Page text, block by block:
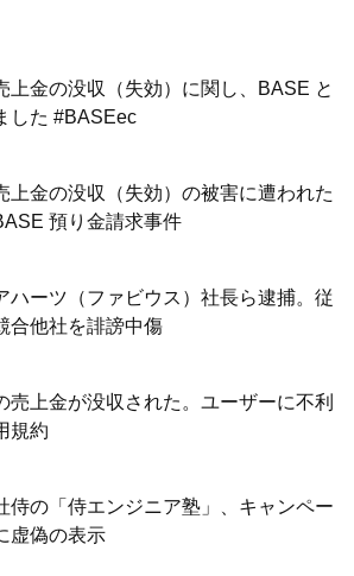
上金の没収（失効）に関し、BASE と
した #BASEec
上金の没収（失効）の被害に遭われた
預り金請求事件
ハーツ（ファビウス）社長ら逮捕。従
合他社を誹謗中傷
売上金が没収された。ユーザーに不利
規約
侍の「侍エンジニア塾」、キャンペー
虚偽の表示